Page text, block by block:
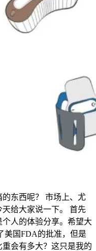
东西呢？ 市场上、尤
给大家说一下。 首先
人的体验分享。希望大
美国FDA的批准，但是
会有多大？这只是我的